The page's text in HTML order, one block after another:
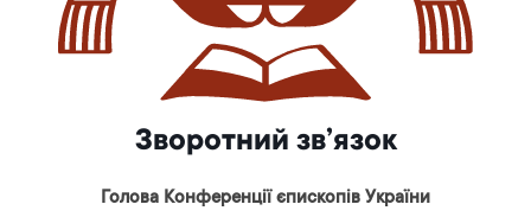
Зворотний зв’язок
Голова Конференції єпископів України